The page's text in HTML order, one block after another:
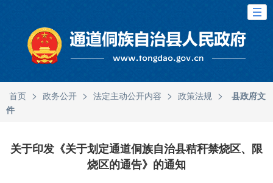
首页 > 政务公开 > 法定主动公开内容 > 政策法规 >
县政府文
件
关于印发《关于划定通道侗族自治县秸秆禁烧区、限
烧区的通告》的通知